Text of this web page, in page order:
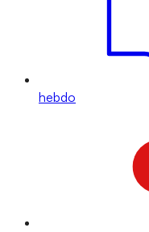
hebdo